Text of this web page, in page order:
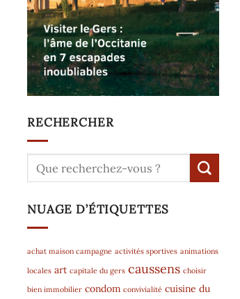
RECHERCHER
NUAGE D’ÉTIQUETTES
achat maison campagne activités sportives animations
locales art capitale du gers caussens choisir
bien immobilier condom convivialité cuisine du